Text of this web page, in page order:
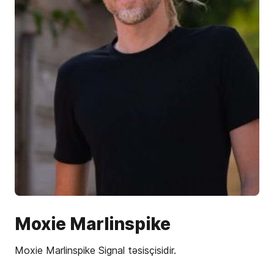
Moxie Marlinspike
Moxie Marlinspike Signal təsisçisidir.